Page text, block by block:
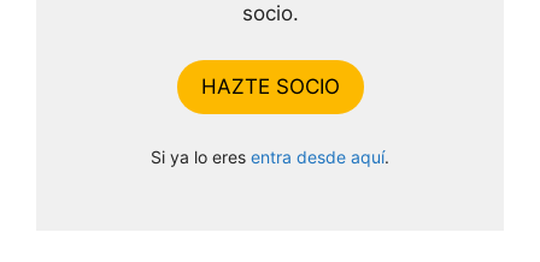
socio.
HAZTE SOCIO
Si ya lo eres entra desde aquí.